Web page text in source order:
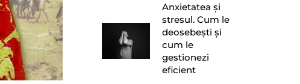
Anxietatea și
stresul. Cum le
deosebești și
cum le
gestionezi
eficient